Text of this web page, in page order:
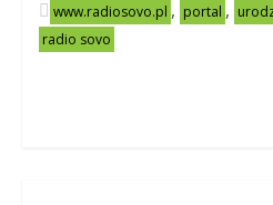
www.radiosovo.pl , portal ,
radio sovo